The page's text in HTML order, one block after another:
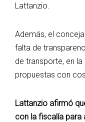
Lattanzio.
Además, el
falta de
de transporte, en
propuestas con
Lattanzio afirmó
con la fiscalía para